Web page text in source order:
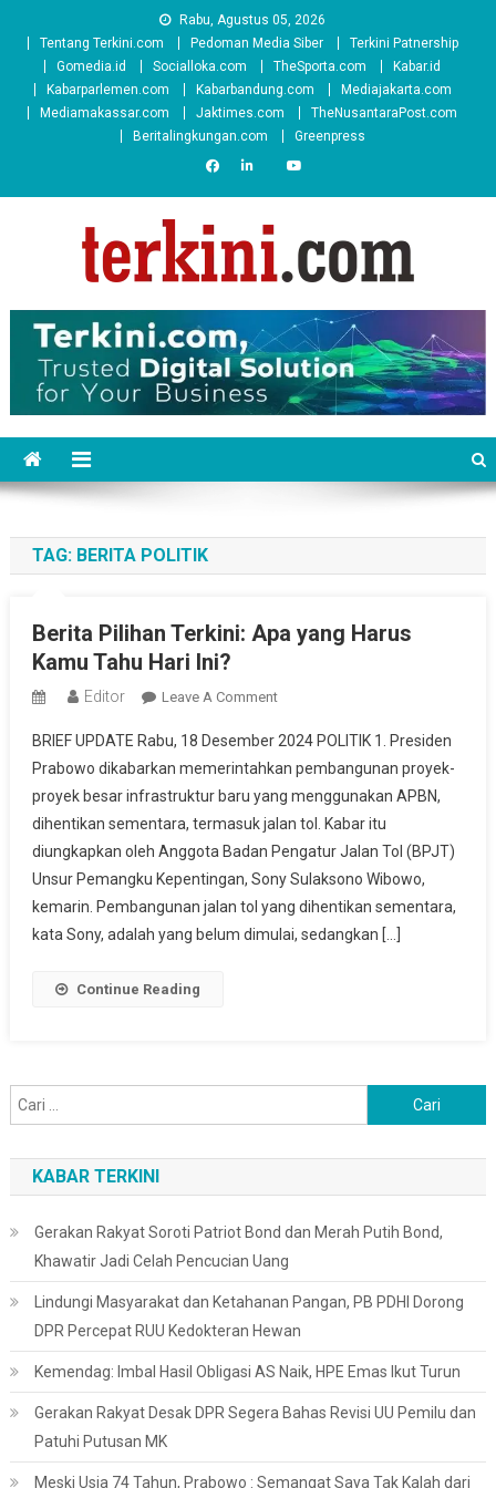
Rabu, Agustus 05, 2026
Tentang Terkini.com
Pedoman Media Siber
Terkini Patnership
Gomedia.id
Socialloka.com TheSporta.com
Kabar.id
Kabarparlemen.com
Kabarbandung.com
Mediajakarta.com
Mediamakassar.com
Jaktimes.com
TheNusantaraPost.com
Beritalingkungan.com
Greenpress
TAG: BERITA POLITIK
Berita Pilihan Terkini: Apa yang Harus
Kamu Tahu Hari Ini?
Editor Leave A CommentOn
Pilihan
Terkini:
Apa
Yang
Harus
Kamu
Tahu
Hari
BRIEF UPDATE Rabu, 18 Desember 2024 POLITIK 1. Presiden
Prabowo dikabarkan memerintahkan pembangunan proyek-
proyek besar infrastruktur baru yang menggunakan APBN,
dihentikan sementara, termasuk jalan tol. Kabar itu
diungkapkan oleh Anggota Badan Pengatur Jalan Tol (BPJT)
Unsur Pemangku Kepentingan, Sony Sulaksono Wibowo,
kemarin. Pembangunan jalan tol yang dihentikan sementara,
kata Sony, adalah yang belum dimulai, sedangkan […]
Continue Reading
untuk:
KABAR TERKINI
Gerakan Rakyat Soroti Patriot Bond dan Merah Putih Bond,
Khawatir Jadi Celah Pencucian Uang
Lindungi Masyarakat dan Ketahanan Pangan, PB PDHI Dorong
DPR Percepat RUU Kedokteran Hewan
Kemendag: Imbal Hasil Obligasi AS Naik, HPE Emas Ikut Turun
Gerakan Rakyat Desak DPR Segera Bahas Revisi UU Pemilu dan
Patuhi Putusan MK
Meski Usia 74 Tahun, Prabowo : Semangat Saya Tak Kalah dari